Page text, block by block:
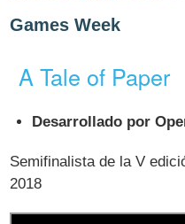
Games Week
A Tale of Paper
Desarrollado por
Semifinalista de la V
2018